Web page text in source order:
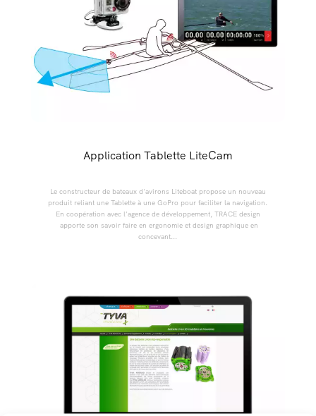
Application Tablette LiteCam
Le constructeur de bateaux d'avirons Liteboat propose un nouveau
produit reliant une Tablette à une GoPro pour faciliter la navigation.
En coopération avec l'agence de développement, TRACE design
apporte son savoir faire en ergonomie et design graphique en
concevant...